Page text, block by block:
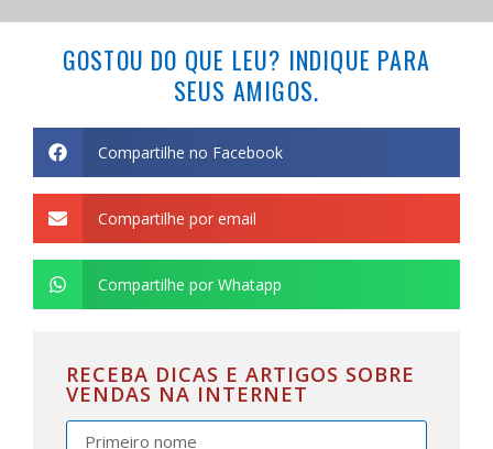
GOSTOU DO QUE LEU? INDIQUE PARA
SEUS AMIGOS.
Compartilhe no Facebook
Compartilhe por email
Compartilhe por Whatapp
RECEBA DICAS E ARTIGOS SOBRE
VENDAS NA INTERNET